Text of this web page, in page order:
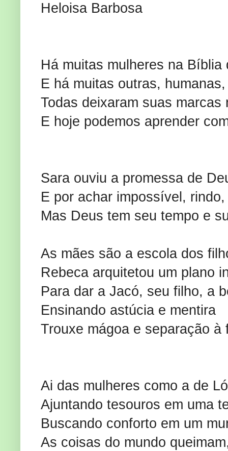
Heloisa Barbosa
Há muitas mulheres na
E há muitas outras,
Todas deixaram suas marcas
E hoje podemos aprender
Sara ouviu a promessa de
E por achar impossível,
Mas Deus tem seu tempo e
As mães são a escola dos
Rebeca arquitetou um plano
Para dar a Jacó, seu filho, a
Ensinando astúcia e mentira
Trouxe mágoa e separação à
Ai das mulheres como a de
Ajuntando tesouros em uma
Buscando conforto em um
As coisas do mundo